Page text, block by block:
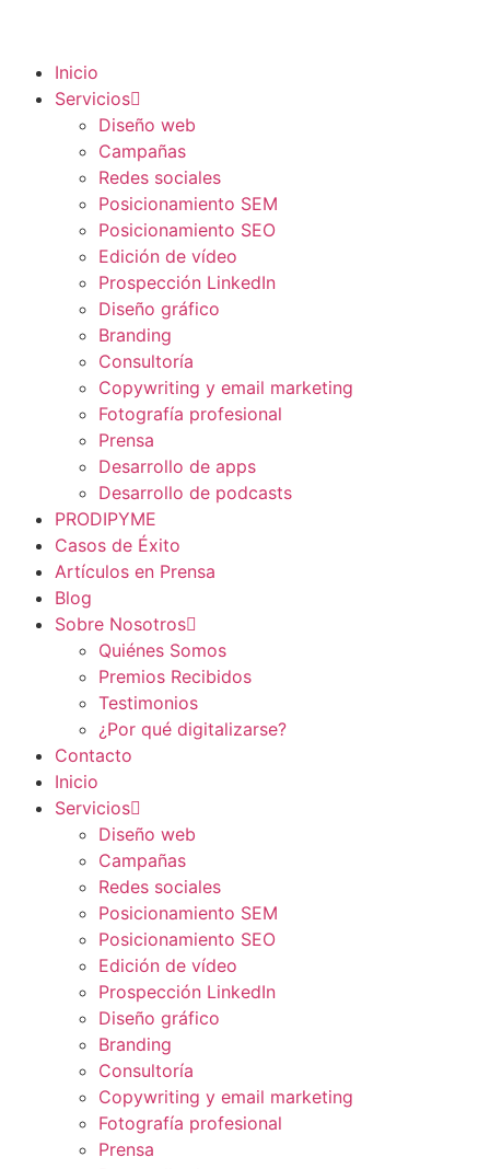
Inicio
Servicios
Diseño web
Campañas
Redes sociales
Posicionamiento SEM
Posicionamiento SEO
Edición de vídeo
Prospección LinkedIn
Diseño gráfico
Branding
Consultoría
Copywriting y email marketing
Fotografía profesional
Prensa
Desarrollo de apps
Desarrollo de podcasts
PRODIPYME
Casos de Éxito
Artículos en Prensa
Blog
Sobre Nosotros
Quiénes Somos
Premios Recibidos
Testimonios
¿Por qué digitalizarse?
Contacto
Inicio
Servicios
Diseño web
Campañas
Redes sociales
Posicionamiento SEM
Posicionamiento SEO
Edición de vídeo
Prospección LinkedIn
Diseño gráfico
Branding
Consultoría
Copywriting y email marketing
Fotografía profesional
Prensa